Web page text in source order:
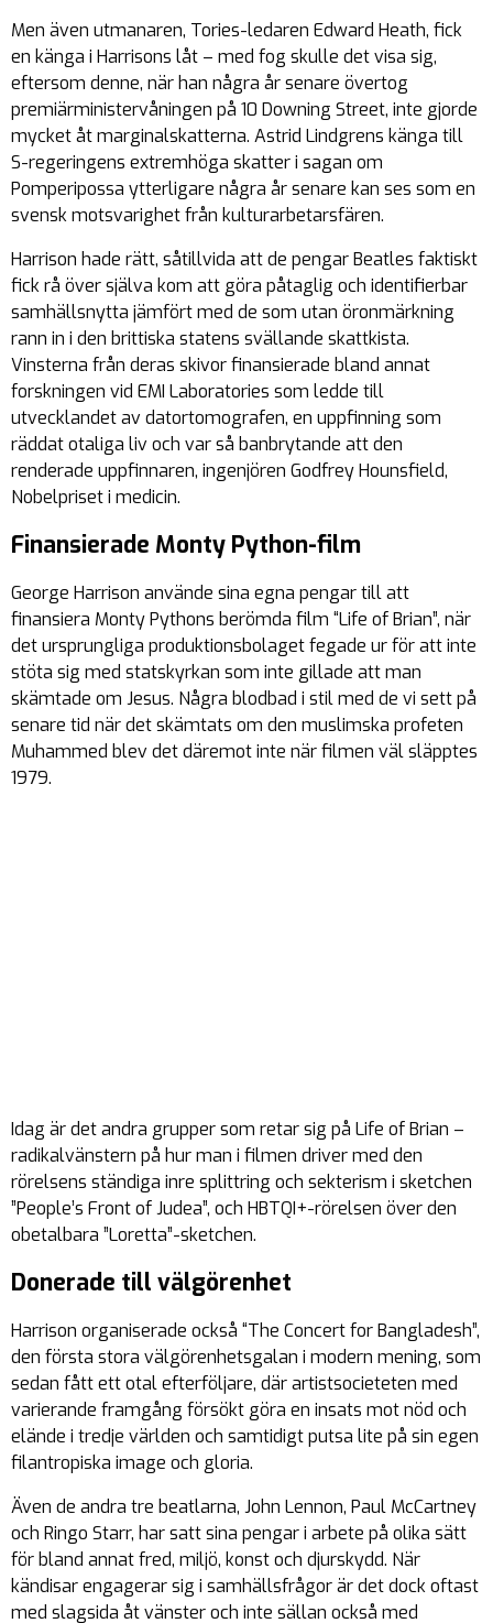
Men även utmanaren, Tories-ledaren Edward Heath, fick
en känga i Harrisons låt – med fog skulle det visa sig,
eftersom denne, när han några år senare övertog
premiärministervåningen på 10 Downing Street, inte gjorde
mycket åt marginalskatterna. Astrid Lindgrens känga till
S-regeringens extremhöga skatter i sagan om
Pomperipossa ytterligare några år senare kan ses som en
svensk motsvarighet från kulturarbetarsfären.
Harrison hade rätt, såtillvida att de pengar Beatles faktiskt
fick rå över själva kom att göra påtaglig och identifierbar
samhällsnytta jämfört med de som utan öronmärkning
rann in i den brittiska statens svällande skattkista.
Vinsterna från deras skivor finansierade bland annat
forskningen vid EMI Laboratories som ledde till
utvecklandet av datortomografen, en uppfinning som
räddat otaliga liv och var så banbrytande att den
renderade uppfinnaren, ingenjören Godfrey Hounsfield,
Nobelpriset i medicin.
Finansierade Monty Python-film
George Harrison använde sina egna pengar till att
finansiera Monty Pythons berömda film “Life of Brian”, när
det ursprungliga produktionsbolaget fegade ur för att inte
stöta sig med statskyrkan som inte gillade att man
skämtade om Jesus. Några blodbad i stil med de vi sett på
senare tid när det skämtats om den muslimska profeten
Muhammed blev det däremot inte när filmen väl släpptes
1979.
Idag är det andra grupper som retar sig på Life of Brian –
radikalvänstern på hur man i filmen driver med den
rörelsens ständiga inre splittring och sekterism i sketchen
”People’s Front of Judea”, och HBTQI+-rörelsen över den
obetalbara ”Loretta”-sketchen.
Donerade till välgörenhet
Harrison organiserade också “The Concert for Bangladesh”,
den första stora välgörenhetsgalan i modern mening, som
sedan fått ett otal efterföljare, där artistsocieteten med
varierande framgång försökt göra en insats mot nöd och
elände i tredje världen och samtidigt putsa lite på sin egen
filantropiska image och gloria.
Även de andra tre beatlarna, John Lennon, Paul McCartney
och Ringo Starr, har satt sina pengar i arbete på olika sätt
för bland annat fred, miljö, konst och djurskydd. När
kändisar engagerar sig i samhällsfrågor är det dock oftast
med slagsida åt vänster och inte sällan också med